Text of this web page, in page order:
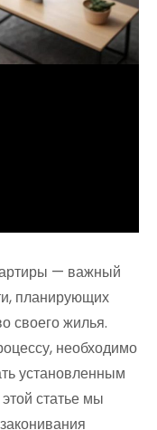
— важный
планирующих
своего жилья.
необходимо
установленным
статье мы